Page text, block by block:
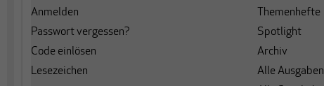
Anmelden
Passwort vergessen?
Code einlösen
Lesezeichen
Themenhefte
Spotlight
Archiv
Alle Ausgaben